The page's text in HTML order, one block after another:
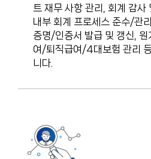
트 재무 사항 관리, 회계 감사
내부 회계 프로세스 준수/관
증명/인증서 발급 및 갱신, 원
여/퇴직급여/4대보험 관리
니다.